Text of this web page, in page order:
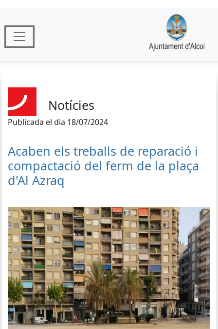
Notícies
Publicada el dia 18/07/2024
Acaben els treballs de reparació i
compactació del ferm de la plaça
d'Al Azraq